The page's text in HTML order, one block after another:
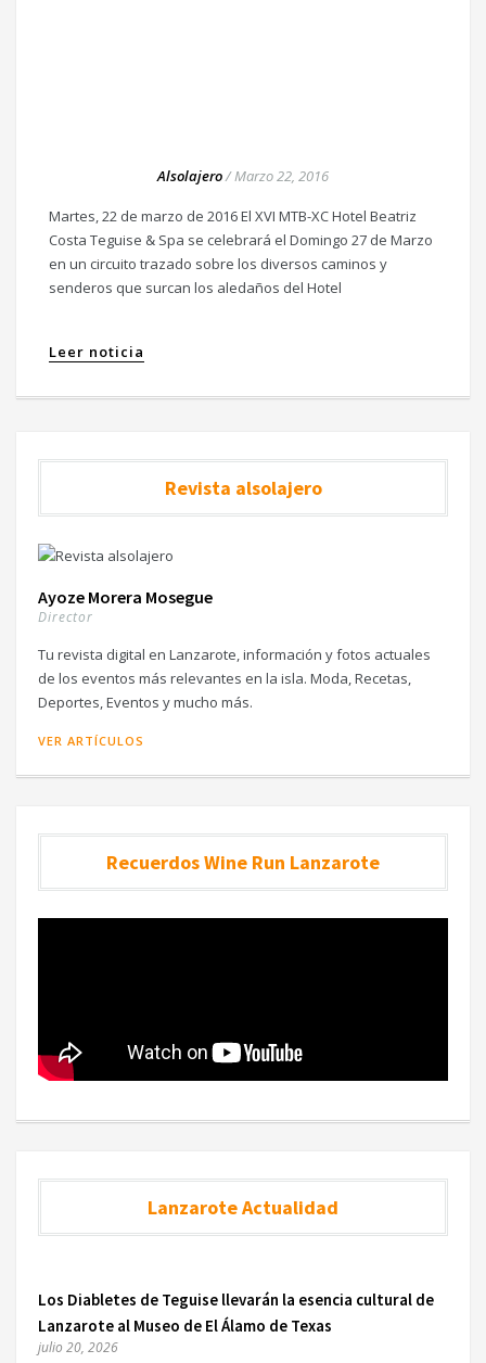
Alsolajero/Marzo 22, 2016
Martes, 22 de marzo de 2016 El XVI MTB-XC Hotel Beatriz
Costa Teguise & Spa se celebrará el Domingo 27 de Marzo
en un circuito trazado sobre los diversos caminos y
senderos que surcan los aledaños del Hotel
Leer noticia
Revista alsolajero
Ayoze Morera Mosegue
Director
Tu revista digital en Lanzarote, información y fotos actuales
de los eventos más relevantes en la isla. Moda, Recetas,
Deportes, Eventos y mucho más.
VER ARTÍCULOS
Recuerdos Wine Run Lanzarote
Lanzarote Actualidad
Los Diabletes de Teguise llevarán la esencia cultural de
Lanzarote al Museo de El Álamo de Texas
julio 20, 2026